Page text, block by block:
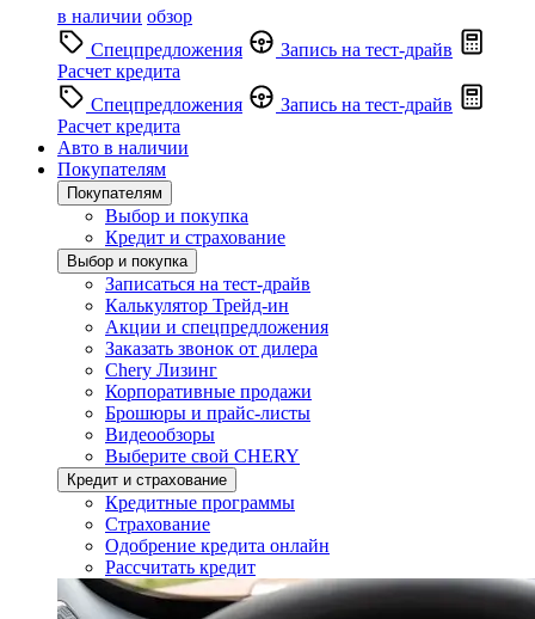
в наличии обзор
Спецпредложения
Запись на тест-драйв
Расчет кредита
Спецпредложения
Запись на тест-драйв
Расчет кредита
Авто в наличии
Покупателям
Покупателям
Выбор и покупка
Кредит и страхование
Выбор и покупка
Записаться на тест-драйв
Калькулятор Трейд-ин
Акции и спецпредложения
Заказать звонок от дилера
Chery Лизинг
Корпоративные продажи
Брошюры и прайс-листы
Видеообзоры
Выберите свой CHERY
Кредит и страхование
Кредитные программы
Страхование
Одобрение кредита онлайн
Рассчитать кредит